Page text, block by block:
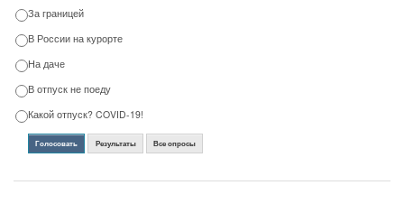
За границей
В России на курорте
На даче
В отпуск не поеду
Какой отпуск? COVID-19!
Голосовать Результаты Все опросы